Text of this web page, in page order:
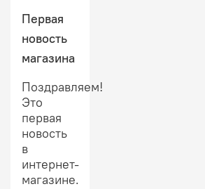
Первая
новость
магазина
Поздравляем!
Это
первая
новость
в
интернет-
магазине.